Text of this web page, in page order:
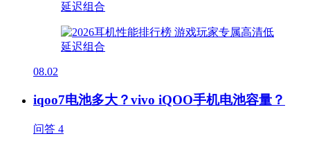
08.02
iqoo7电池多大？vivo iQOO手机电池容量？
问答 4